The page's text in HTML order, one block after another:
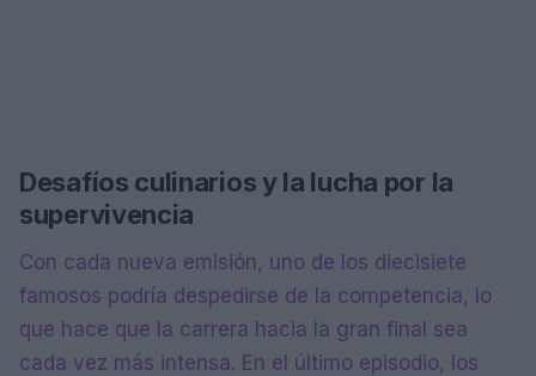
Desafíos culinarios y la lucha por la
supervivencia
Con cada nueva emisión, uno de los diecisiete
famosos podría despedirse de la competencia, lo
que hace que la carrera hacia la gran final sea
cada vez más intensa. En el último episodio, los